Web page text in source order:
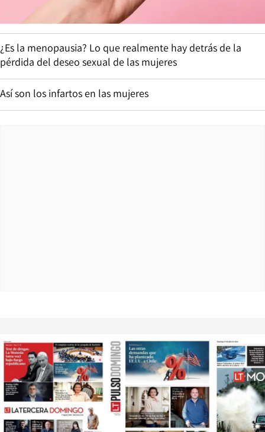
¿Es la menopausia? Lo que realmente hay detrás de la
pérdida del deseo sexual de las mujeres
Así son los infartos en las mujeres
Opens in new window Opens in